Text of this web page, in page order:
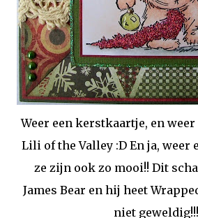
Weer een kerstkaartje, en
Lili of the Valley :D En ja, weer
ze zijn ook zo mooi!! Dit
James Bear en hij heet
niet geweldig!!!